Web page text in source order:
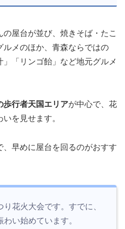
屋台が並び、焼きそば・たこ
メのほか、青森ならではの
」「リンゴ飴」など地元グルメ
歩行者天国エリアが中心で、花
を見せます。
早めに屋台を回るのがおすす
花火大会です。すでに、
い始めています。